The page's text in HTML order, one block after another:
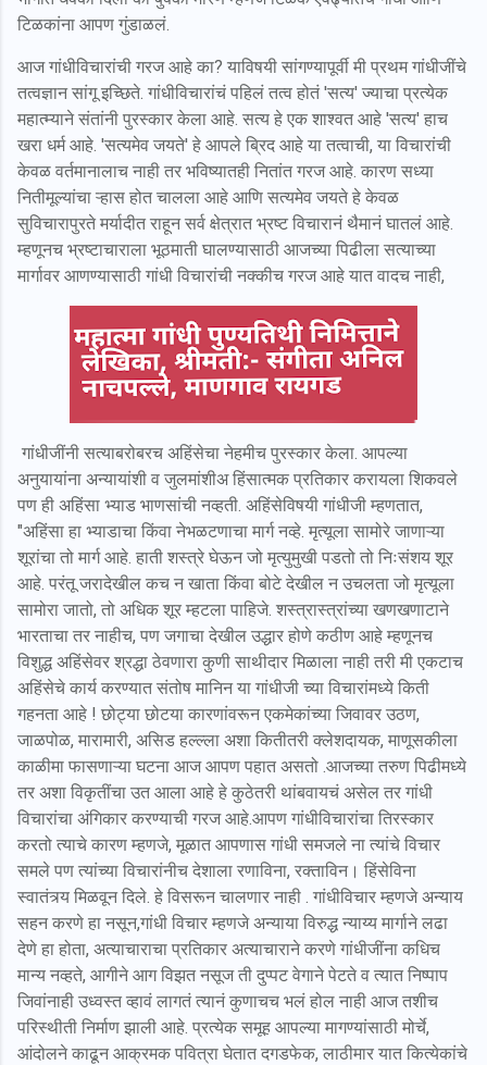
टिळकांना आपण गुंडाळलं.
आज गांधीविचारांची गरज आहे का? याविषयी सांगण्यापूर्वी मी प्रथम गांधीजींचे
तत्वज्ञान सांगू इच्छिते. गांधीविचारांचं पहिलं तत्व होतं 'सत्य' ज्याचा प्रत्येक
महात्म्याने संतांनी पुरस्कार केला आहे. सत्य हे एक शाश्वत आहे 'सत्य' हाच
खरा धर्म आहे. 'सत्यमेव जयते' हे आपले ब्रिद आहे या तत्वाची, या विचारांची
केवळ वर्तमानालाच नाही तर भविष्यातही नितांत गरज आहे. कारण सध्या
नितीमूल्यांचा ऱ्हास होत चालला आहे आणि सत्यमेव जयते हे केवळ
सुविचारापुरते मर्यादीत राहून सर्व क्षेत्रात भ्रष्ट विचारानं थैमानं घातलं आहे.
म्हणूनच भ्रष्टाचाराला भूठमाती घालण्यासाठी आजच्या पिढीला सत्याच्या
मार्गावर आणण्यासाठी गांधी विचारांची नक्कीच गरज आहे यात वादच नाही,
गांधीजींनी सत्याबरोबरच अहिंसेचा नेहमीच पुरस्कार केला. आपल्या
अनुयायांना अन्यायांशी व जुलमांशीअ हिंसात्मक प्रतिकार करायला शिकवले
पण ही अहिंसा भ्याड भाणसांची नव्हती. अहिंसेविषयी गांधीजी म्हणतात,
"अहिंसा हा भ्याडाचा किंवा नेभळटणाचा मार्ग नव्हे. मृत्यूला सामोरे जाणाऱ्या
शूरांचा तो मार्ग आहे. हाती शस्त्रे घेऊन जो मृत्युमुखी पडतो तो निःसंशय शूर
आहे. परंतू जरादेखील कच न खाता किंवा बोटे देखील न उचलता जो मृत्यूला
सामोरा जातो, तो अधिक शूर म्हटला पाहिजे. शस्त्रास्त्रांच्या खणखणाटाने
भारताचा तर नाहीच, पण जगाचा देखील उद्धार होणे कठीण आहे म्हणूनच
विशुद्ध अहिंसेवर श्रद्धा ठेवणारा कुणी साथीदार मिळाला नाही तरी मी एकटाच
अहिंसेचे कार्य करण्यात संतोष मानिन या गांधीजी च्या विचारांमध्ये किती
गहनता आहे ! छोट्या छोटया कारणांवरून एकमेकांच्या जिवावर उठण,
जाळपोळ, मारामारी, असिड हल्ल्ला अशा कितीतरी क्लेशदायक, माणूसकीला
काळीमा फासणाऱ्या घटना आज आपण पहात असतो .आजच्या तरुण पिढीमध्ये
तर अशा विकृतींचा उत आला आहे हे कुठेतरी थांबवायचं असेल तर गांधी
विचारांचा अंगिकार करण्याची गरज आहे.आपण गांधीविचारांचा तिरस्कार
करतो त्याचे कारण म्हणजे, मूळात आपणास गांधी समजले ना त्यांचे विचार
समले पण त्यांच्या विचारांनीच देशाला रणाविना, रक्ताविन। हिंसेविना
स्वातंत्र्य मिळवून दिले. हे विसरून चालणार नाही . गांधीविचार म्हणजे अन्याय
सहन करणे हा नसून,गांधी विचार म्हणजे अन्याया विरुद्ध न्याय्य मार्गाने लढा
देणे हा होता, अत्याचाराचा प्रतिकार अत्याचाराने करणे गांधीजींना कधिच
मान्य नव्हते, आगीने आग विझत नसूज ती दुप्पट वेगाने पेटते व त्यात निष्पाप
जिवांनाही उध्वस्त व्हावं लागतं त्यानं कुणाचच भलं होल नाही आज तशीच
परिस्थीती निर्माण झाली आहे. प्रत्येक समूह आपल्या मागण्यांसाठी मोर्चे,
आंदोलने काढून आक्रमक पवित्रा घेतात दगडफेक, लाठीमार यात कित्येकांचे